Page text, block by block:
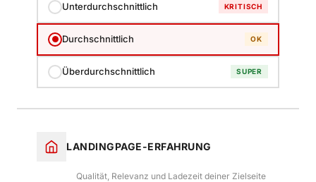
Unterdurchschnittlich KRITISCH
Durchschnittlich OK
Überdurchschnittlich SUPER
LANDINGPAGE-ERFAHRUNG
Qualität, Relevanz und Ladezeit deiner Zielseite